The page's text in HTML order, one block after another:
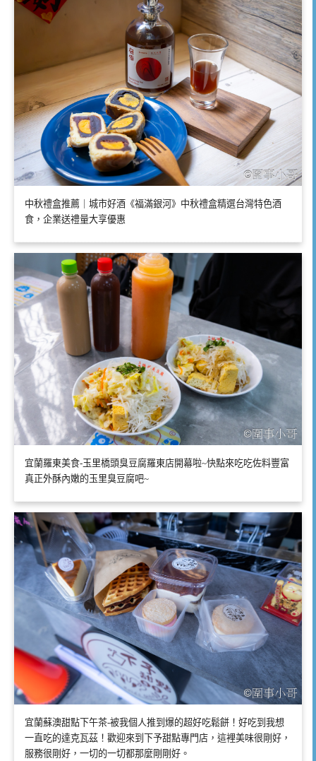
中秋禮盒推薦｜城市好酒《福滿銀河》中秋禮盒精選台灣特色酒
食，企業送禮量大享優惠
宜蘭羅東美食-玉里橋頭臭豆腐羅東店開幕啦~快點來吃吃佐料豐富
真正外酥內嫩的玉里臭豆腐吧~
宜蘭蘇澳甜點下午茶-被我個人推到爆的超好吃鬆餅！好吃到我想
一直吃的達克瓦茲！歡迎來到下予甜點專門店，這裡美味很剛好，
服務很剛好，一切的一切都那麼剛剛好。